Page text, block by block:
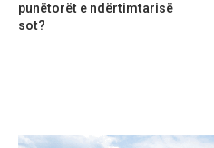
punëtorët e ndërtimtarisë
sot?